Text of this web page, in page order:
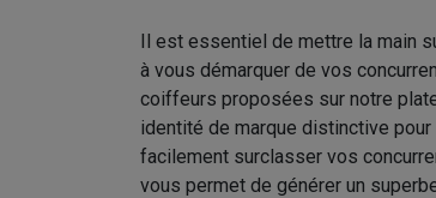
Il est essentiel de mettre la main
à vous démarquer de vos
coiffeurs proposées sur notre
identité de marque distinctive
facilement surclasser vos
vous permet de générer un